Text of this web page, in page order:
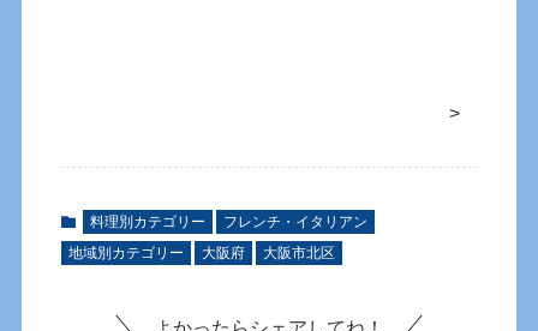
>
料理別カテゴリー
フレンチ・イタリアン
地域別カテゴリー
大阪府 大阪市北区